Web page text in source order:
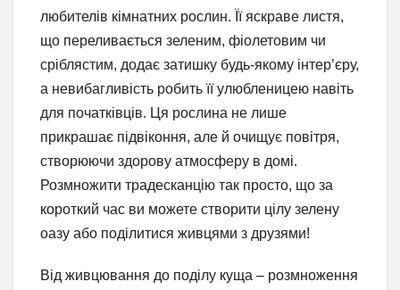
любителів кімнатних рослин. Її яскраве листя,
що переливається зеленим, фіолетовим чи
сріблястим, додає затишку будь-якому інтер’єру,
а невибагливість робить її улюбленицею навіть
для початківців. Ця рослина не лише
прикрашає підвіконня, але й очищує повітря,
створюючи здорову атмосферу в домі.
Розмножити традесканцію так просто, що за
короткий час ви можете створити цілу зелену
оазу або поділитися живцями з друзями!
Від живцювання до поділу куща – розмноження